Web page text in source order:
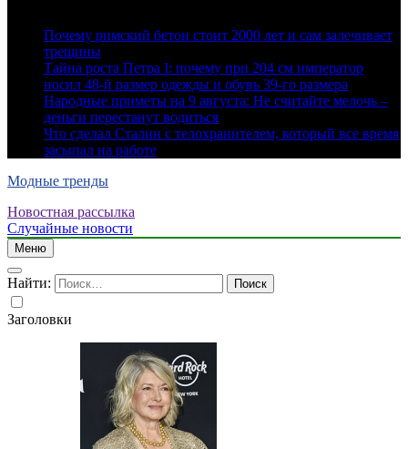
Почему римский бетон стоит 2000 лет и сам залечивает
трещины
Тайна роста Петра I: почему при 204 см император
носил 48-й размер одежды и обувь 39-го размера
Народные приметы на 9 августа: Не считайте мелочь –
деньги перестанут водиться
Что сделал Сталин с телохранителем, который все время
засыпал на работе
Модные тренды
Новостная рассылка
Случайные новости
Меню
Найти:
Заголовки